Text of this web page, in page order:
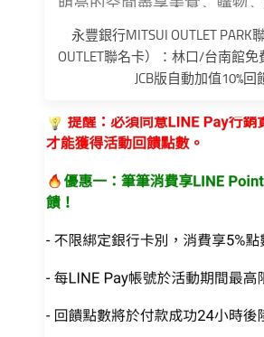
永豐銀行MITSUI OUTLET PARK
OUTLET聯名卡）：林口/台南館免
JCB版自動加值10%回